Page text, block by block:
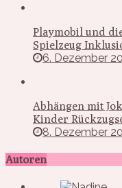
Playmobil und
Spielzeug
6. Dezember
Abhängen mit
Kinder
8. Dezember
Autoren